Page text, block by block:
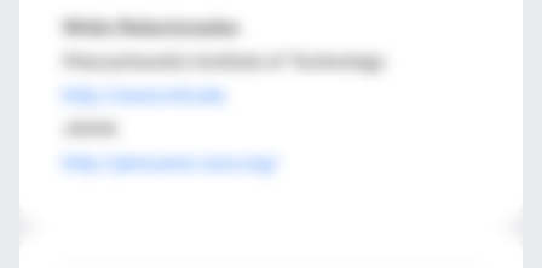
Webs Relacionadas
Massachusetts Institute of Technology
http://www.mit.edu
JAMA
http://jama.ama-assn.org/